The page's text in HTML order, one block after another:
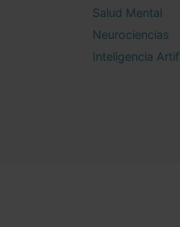
Salud Mental
Neurociencias
Inteligencia